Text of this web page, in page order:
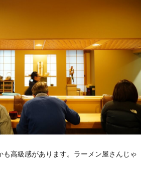
も高級感があります。ラーメン屋さんじゃ